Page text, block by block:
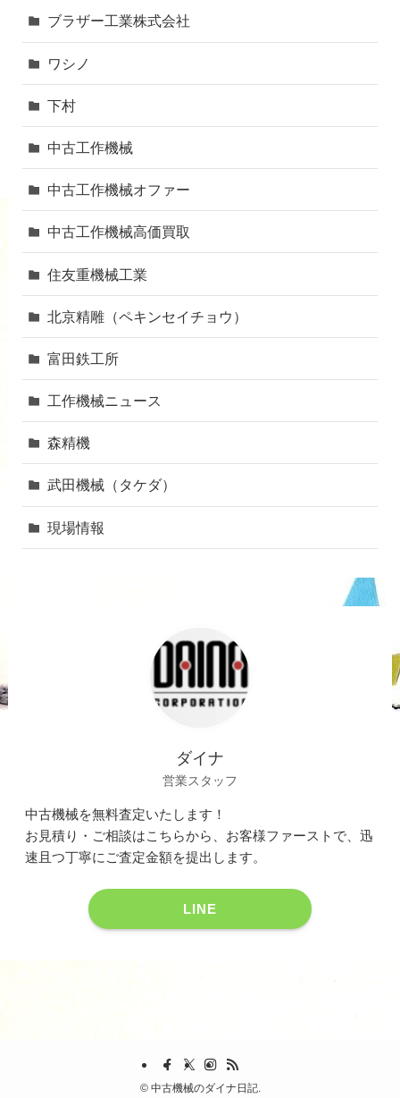
ブラザー工業株式会社
ワシノ
下村
中古工作機械
中古工作機械オファー
中古工作機械高価買取
住友重機械工業
北京精雕（ペキンセイチョウ）
富田鉄工所
工作機械ニュース
森精機
武田機械（タケダ）
現場情報
ダイナ
営業スタッフ
中古機械を無料査定いたします！
お見積り・ご相談はこちらから、お客様ファーストで、迅
速且つ丁寧にご査定金額を提出します。
LINE
©中古機械のダイナ日記.